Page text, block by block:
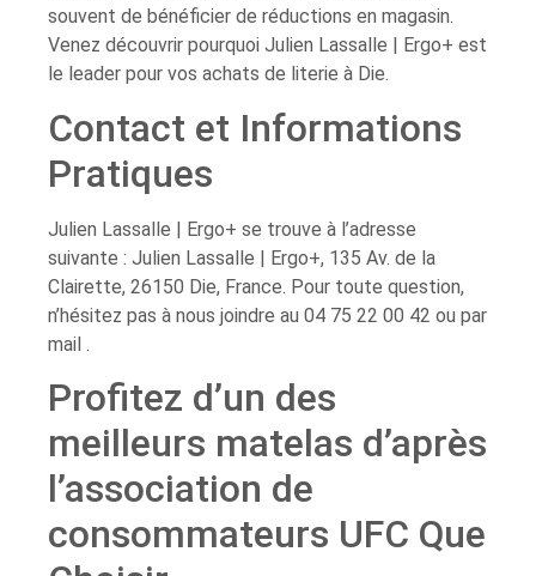
souvent de bénéficier de réductions en magasin.
Venez découvrir pourquoi Julien Lassalle | Ergo+ est
le leader pour vos achats de literie à Die.
Contact et Informations
Pratiques
Julien Lassalle | Ergo+ se trouve à l’adresse
suivante : Julien Lassalle | Ergo+, 135 Av. de la
Clairette, 26150 Die, France. Pour toute question,
n’hésitez pas à nous joindre au 04 75 22 00 42 ou par
mail .
Profitez d’un des
meilleurs matelas d’après
l’association de
consommateurs UFC Que